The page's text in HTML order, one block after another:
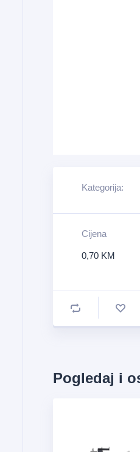
Kategorija:
Cijena
0,70 KM
Pogledaj i